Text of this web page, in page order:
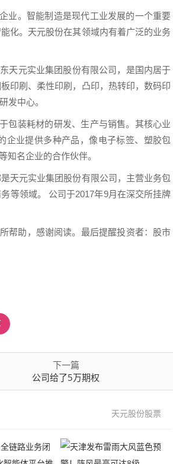
业。智能制造是现代工业发展的一个重要
化。天元股份在其领域内有着广泛的业务
天元实业集团股份有限公司，是国内居于
印刷、柔性印刷，凸印，热转印，数码印
发中心。
包装耗材的研发、生产与销售。其核心业
企业提供多种产品，像电子标签、塑胶包
知名企业的合作伙伴。
天元实业集团股份有限公司，主营业务包
等领域。 公司于2017年9月在深交所挂牌
帮助，感谢阅读。最后提醒投资者：股市
下一篇
公司给了5万期权
天元股份股票